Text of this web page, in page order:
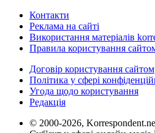
Контакти
Реклама на сайті
Використання матеріалів
Правила користування
Договір користування сайтом
Політика у сфері
Угода щодо користування
Редакція
© 2000-2026,